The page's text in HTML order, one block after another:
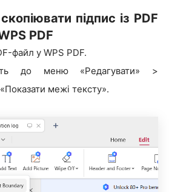
підпис із PDF
PDF
файл у WPS PDF.
до меню «Редагувати» >
межі тексту».